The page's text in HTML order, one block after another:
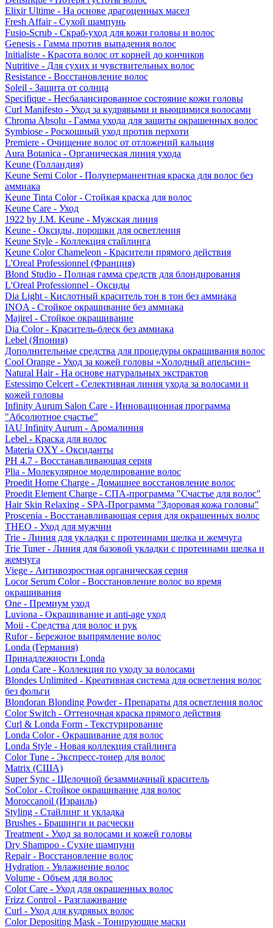
Elixir Ultime - На основе драгоценных масел
Fresh Affair - Сухой шампунь
Fusio-Scrub - Скраб-уход для кожи головы и волос
Genesis - Гамма против выпадения волос
Initialiste - Красота волос от корней до кончиков
Nutritive - Для сухих и чувствительных волос
Resistance - Восстановление волос
Soleil - Защита от солнца
Specifique - Несбалансированное состояние кожи головы
Curl Manifesto - Уход за кудрявыми и вьющимися волосами
Chroma Absolu - Гамма ухода для защиты окрашенных волос
Symbiose - Роскошный уход против перхоти
Premiere - Очищение волос от отложений кальция
Aura Botanica - Органическая линия ухода
Keune (Голландия)
Keune Semi Color - Полуперманентная краска для волос без
аммиака
Keune Tinta Color - Стойкая краска для волос
Keune Care - Уход
1922 by J.M. Keune - Мужская линия
Keune - Оксиды, порошки для осветления
Keune Style - Коллекция стайлинга
Keune Color Chameleon - Красители прямого действия
L'Oreal Professionnel (Франция)
Blond Studio - Полная гамма средств для блондирования
L'Oreal Professionnel - Оксиды
Dia Light - Кислотный краситель тон в тон без аммиака
INOA - Стойкое окрашивание без аммиака
Majirel - Стойкое окрашивание
Dia Color - Краситель-блеск без аммиака
Lebel (Япония)
Дополнительные средства для процедуры окрашивания волос
Cool Orange - Уход за кожей головы «Холодный апельсин»
Natural Hair - На основе натуральных экстрактов
Estessimo Celcert - Селективная линия ухода за волосами и
кожей головы
Infinity Aurum Salon Care - Инновационная программа
"Абсолютное счастье"
IAU Infinity Aurum - Аромалиния
Lebel - Краска для волос
Materia OXY - Оксиданты
PH 4.7 - Восстанавливающая серия
Plia - Молекулярное моделирование волос
Proedit Home Charge - Домашнее восстановление волос
Proedit Element Charge - СПА-программа "Счастье для волос"
Hair Skin Relaxing - SPA-Программа "Здоровая кожа головы"
Proscenia - Восстанавливающая серия для окрашенных волос
THEO - Уход для мужчин
Trie - Линия для укладки с протеинами шелка и жемчуга
Trie Tuner - Линия для базовой укладки с протеинами шелка и
жемчуга
Viege - Антивозростная органическая серия
Locor Serum Color - Восстановление волос во время
окрашивания
One - Премиум уход
Luviona - Окрашивание и anti-age уход
Moii - Средства для волос и рук
Rufor - Бережное выпрямление волос
Londa (Германия)
Принадлежности Londa
Londa Care - Коллекция по уходу за волосами
Blondes Unlimited - Креативная система для осветления волос
без фольги
Blondoran Blonding Powder - Препараты для осветления волос
Color Switch - Оттеночная краска прямого действия
Curl & Londa Form - Текстурирование
Londa Color - Окрашивание для волос
Londa Style - Новая коллекция стайлинга
Color Tune - Экспресс-тонер для волос
Matrix (США)
Super Sync - Щелочной безаммиачный краситель
SoColor - Стойкое окрашивание для волос
Moroccanoil (Израиль)
Styling - Стайлинг и укладка
Brushes - Брашинги и расчески
Treatment - Уход за волосами и кожей головы
Dry Shampoo - Сухие шампуни
Repair - Восстановление волос
Hydration - Увлажнение волос
Volume - Объем для волос
Color Care - Уход для окрашенных волос
Frizz Control - Разглаживание
Curl - Уход для кудрявых волос
Color Depositing Mask - Тонирующие маски